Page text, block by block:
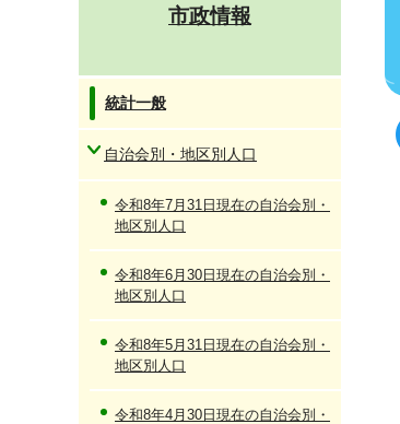
市政情報
統計一般
自治会別・地区別人口
令和8年7月31日現在の自治会別・
地区別人口
令和8年6月30日現在の自治会別・
地区別人口
令和8年5月31日現在の自治会別・
地区別人口
令和8年4月30日現在の自治会別・